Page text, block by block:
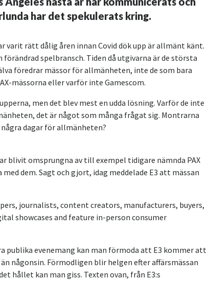
har det spekulerats kring.
varit rätt dålig åren innan Covid dök upp är allmänt känt.
spelbransch. Tiden då utgivarna är de största
föredrar mässor för allmänheten, inte de som bara
mässorna eller varför inte Gamescom.
men det blev mest en udda lösning. Varför de inte
det är något som många frågat sig. Montrarna
dagar för allmänheten?
blivit omsprungna av till exempel tidigare nämnda PAX
dem. Sagt och gjort, idag meddelade E3 att mässan
journalists, content creators, manufacturers, buyers,
showcases and feature in-person consumer
publika evenemang kan man förmoda att E3 kommer att
någonsin. Förmodligen blir helgen efter affärsmässan
hållet kan man giss. Texten ovan, från E3:s